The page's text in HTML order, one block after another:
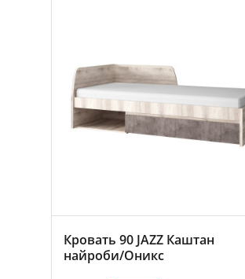
Кровать 90 JAZZ Каштан
найроби/Оникс